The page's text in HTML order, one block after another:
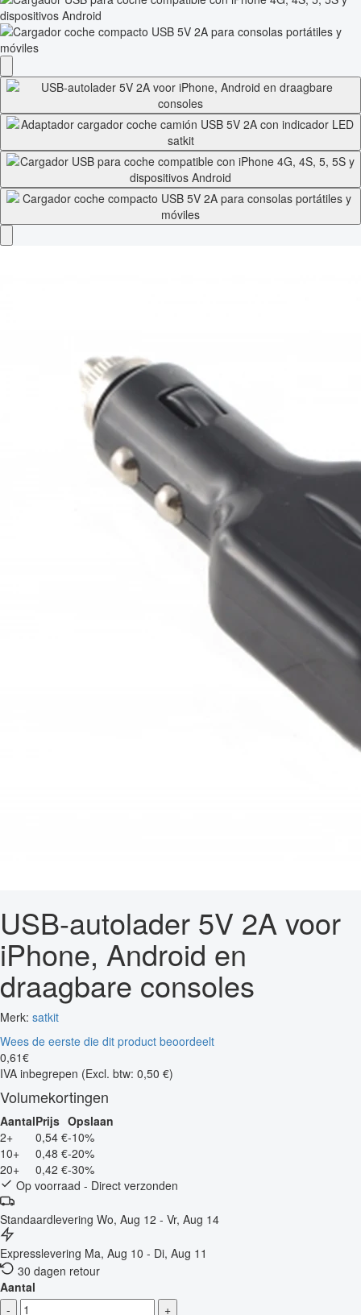
USB-autolader 5V 2A voor
iPhone, Android en
draagbare consoles
Merk: satkit
Wees de eerste die dit product beoordeelt
0,61€
IVA inbegrepen (Excl. btw: 0,50 €)
Volumekortingen
AantalPrijs Opslaan
2+
0,54 €-10%
10+
0,48 €-20%
20+
0,42 €-30%
Op voorraad - Direct verzonden
Standaardlevering Wo, Aug 12 - Vr, Aug 14
Expresslevering Ma, Aug 10 - Di, Aug 11
30 dagen retour
Aantal
-
+